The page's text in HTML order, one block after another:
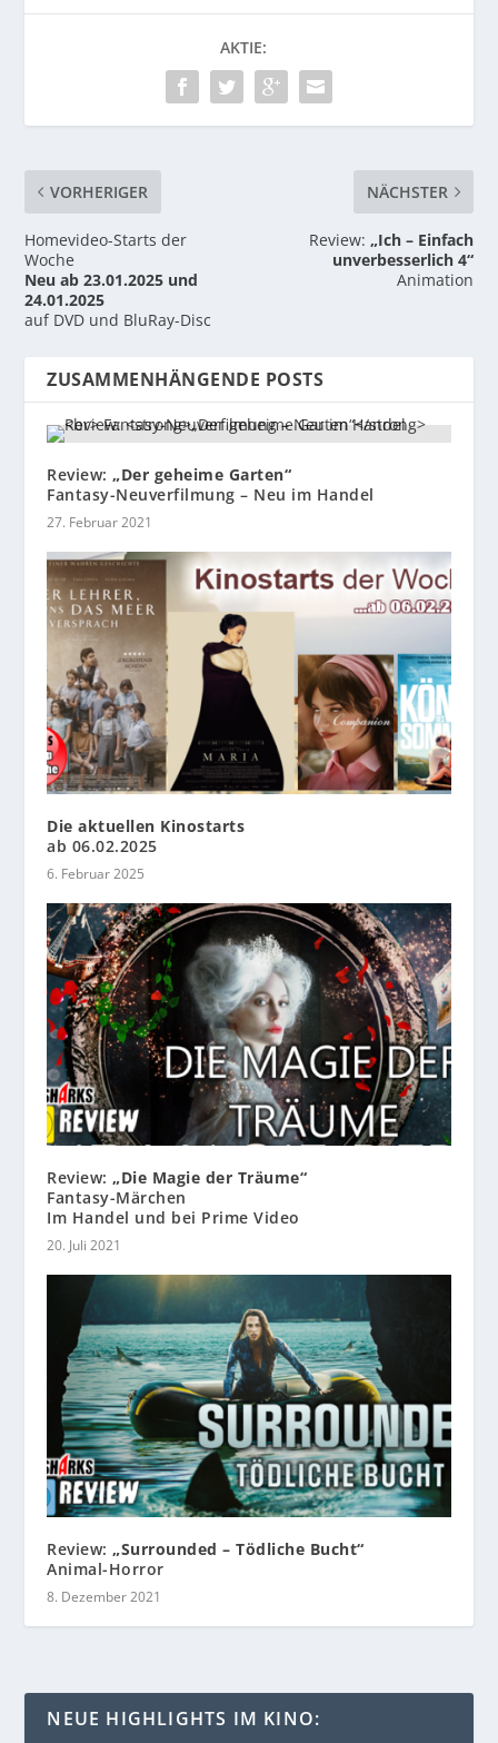
AKTIE:
VORHERIGER
Homevideo-Starts der
Woche
Neu ab 23.01.2025 und
24.01.2025
auf DVD und BluRay-Disc
NÄCHSTER
Review: „Ich – Einfach
unverbesserlich 4“
Animation
ZUSAMMENHÄNGENDE POSTS
Review:„Der geheime Garten“
Fantasy-Neuverfilmung – Neu im Handel
27. Februar 2021
Die aktuellen Kinostarts
ab 06.02.2025
6. Februar 2025
Review: „Die Magie der Träume“
Fantasy-Märchen
Im Handel und bei Prime Video
20. Juli 2021
Review: „Surrounded – Tödliche Bucht“
Animal-Horror
8. Dezember 2021
NEUE HIGHLIGHTS IM KINO: